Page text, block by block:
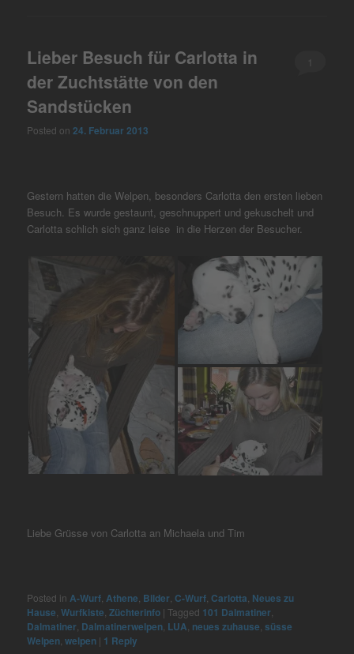
Lieber Besuch für Carlotta in
der Zuchtstätte von den
Sandstücken
Posted on24. Februar 2013
1
Gestern hatten die Welpen, besonders Carlotta den ersten lieben
Besuch. Es wurde gestaunt, geschnuppert und gekuschelt und
Carlotta schlich sich ganz leise in die Herzen der Besucher.
Liebe Grüsse von Carlotta an Michaela und Tim
Posted in A-Wurf Athene Bilder ,C-Wurf ,Carlotta Neues zu
Hause ,Wurfkiste ,Züchterinfo |Tagged 101 Dalmatiner
Dalmatiner Dalmatinerwelpen LUA neues zuhause ,süsse
Welpen ,welpen | 1 Reply